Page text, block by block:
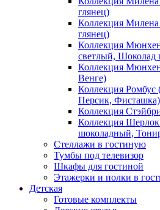
глянец)
Коллекция
глянец)
Коллекция
светлый, Шоколад
Коллекция
Венге)
Коллекция
Персик, Фисташка)
Коллекция
Коллекция
шоколадный,
Стеллажи в гостиную
Тумбы под телевизор
Шкафы для гостиной
Этажерки и полки в
Детская
Готовые комплекты